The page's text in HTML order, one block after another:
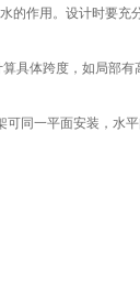
的作用。设计时要充
具体跨度，如局部有
同一平面安装，水平